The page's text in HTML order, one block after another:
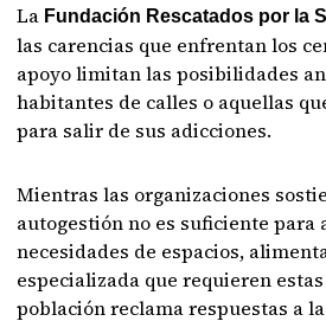
La Fundación Rescatados por la
las carencias que enfrentan los
apoyo limitan las posibilidades
habitantes de calles o aquellas
para salir de sus adicciones.
Mientras las organizaciones
autogestión no es suficiente para
necesidades de espacios,
especializada que requieren
población reclama respuestas a